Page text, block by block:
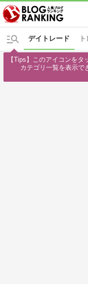
デイトレード
【Tips】このアイコンをタ
カテゴリ一覧を表示で